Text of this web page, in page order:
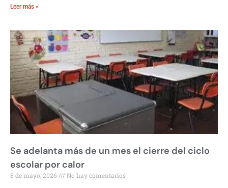
Leer más »
Se adelanta más de un mes el cierre del ciclo
escolar por calor
8 de mayo, 2026 No hay comentarios